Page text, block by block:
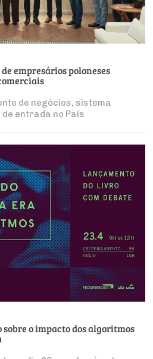
empresários poloneses
de negócios, sistema
entrada no País
o impacto dos algoritmos